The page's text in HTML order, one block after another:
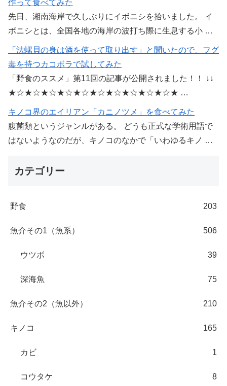
作って食べてみた
先日、湘南海岸で久しぶりにイボニシを拾いました。 イ
ボニシとは、全国各地の海岸の波打ち際に生息する小 …
「法螺貝の身は酒を使って取り出す」と聞いたので、フグ
毒を持つカコボラで試してみた
「野食のススメ」第11回の記事が公開されました！！ ↓↓
★☆★☆★☆★☆★☆★☆★☆★☆★☆★☆★ …
キノコ界のエイリアン「カニノツメ」を食べてみた
腹菌類というジャンルがある。 どうも正式な学術用語で
はないようなのだが、キノコのなかで「いわゆるキノ …
カテゴリー
野食 203
魚介その1（魚系） 506
ウツボ 39
深海魚 75
魚介その2（魚以外） 210
キノコ 165
カビ 1
コウタケ 8